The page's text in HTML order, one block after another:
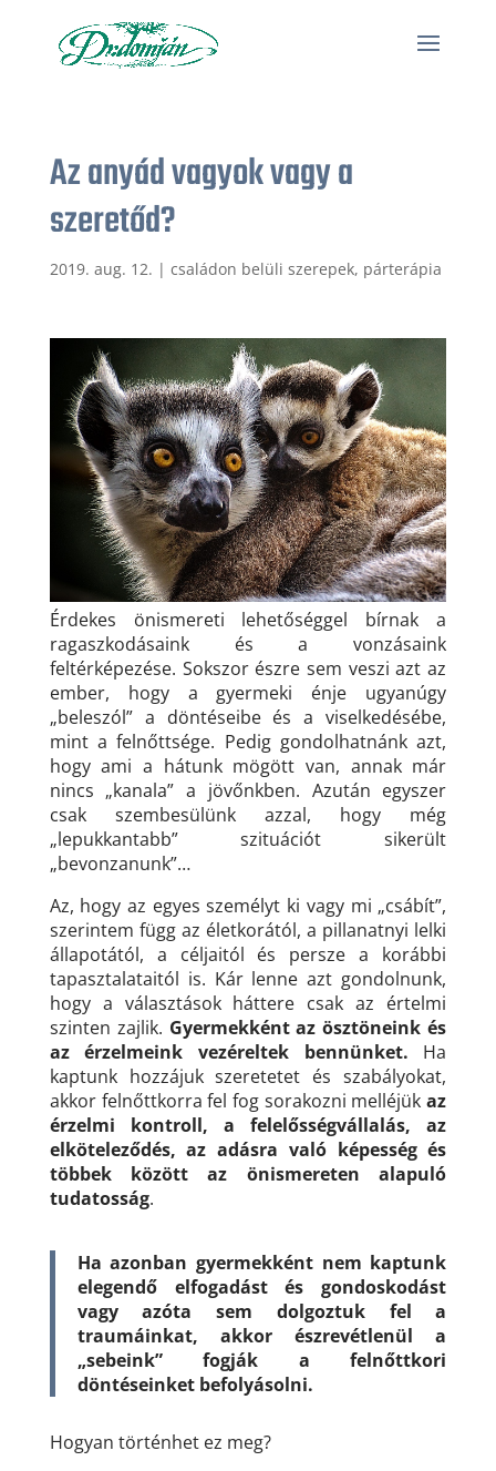
Az anyád vagyok vagy a
szeretőd?
2019. aug. 12. | családon belüli szerepek, párterápia
Érdekes önismereti lehetőséggel bírnak a
ragaszkodásaink és a vonzásaink
feltérképezése. Sokszor észre sem veszi azt az
ember, hogy a gyermeki énje ugyanúgy
„beleszól” a döntéseibe és a viselkedésébe,
mint a felnőttsége. Pedig gondolhatnánk azt,
hogy ami a hátunk mögött van, annak már
nincs „kanala” a jövőnkben. Azután egyszer
csak szembesülünk azzal, hogy még
„lepukkantabb” szituációt sikerült
„bevonzanunk”…
Az, hogy az egyes személyt ki vagy mi „csábít”,
szerintem függ az életkorától, a pillanatnyi lelki
állapotától, a céljaitól és persze a korábbi
tapasztalataitól is. Kár lenne azt gondolnunk,
hogy a választások háttere csak az értelmi
szinten zajlik. Gyermekként az ösztöneink és
az érzelmeink vezéreltek bennünket. Ha
kaptunk hozzájuk szeretetet és szabályokat,
akkor felnőttkorra fel fog sorakozni melléjükaz
érzelmi kontroll, a felelősségvállalás, az
elköteleződés, az adásra való képesség és
többek között az önismereten alapuló
tudatosság.
Ha azonban gyermekként nem kaptunk
elegendő elfogadást és gondoskodást
vagy azóta sem dolgoztuk fel a
traumáinkat, akkor észrevétlenül a
„sebeink” fogják a felnőttkori
döntéseinket befolyásolni.
Hogyan történhet ez meg?